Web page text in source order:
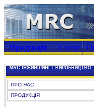
Продукція: Сходи
MRC ІНЖИНІРИНГ І ВИРОБНИЦТВО
ПРО НАС
ПРОДУКЦІЯ